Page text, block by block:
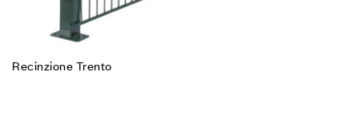
Recinzione Trento